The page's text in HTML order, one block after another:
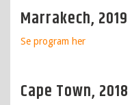
Marrakech, 2019
Se program her
Cape Town, 2018